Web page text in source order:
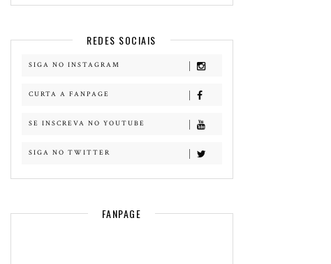
REDES SOCIAIS
SIGA NO INSTAGRAM
CURTA A FANPAGE
SE INSCREVA NO YOUTUBE
SIGA NO TWITTER
FANPAGE